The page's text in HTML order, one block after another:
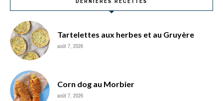
Tartelettes aux herbes et au Gruyère
août 7, 2026
Corn dog au Morbier
août 7, 2026